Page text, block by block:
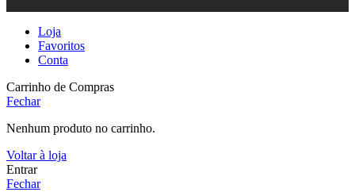
Loja
Favoritos
Conta
Carrinho de Compras
Fechar
Nenhum produto no carrinho.
Voltar à loja
Entrar
Fechar